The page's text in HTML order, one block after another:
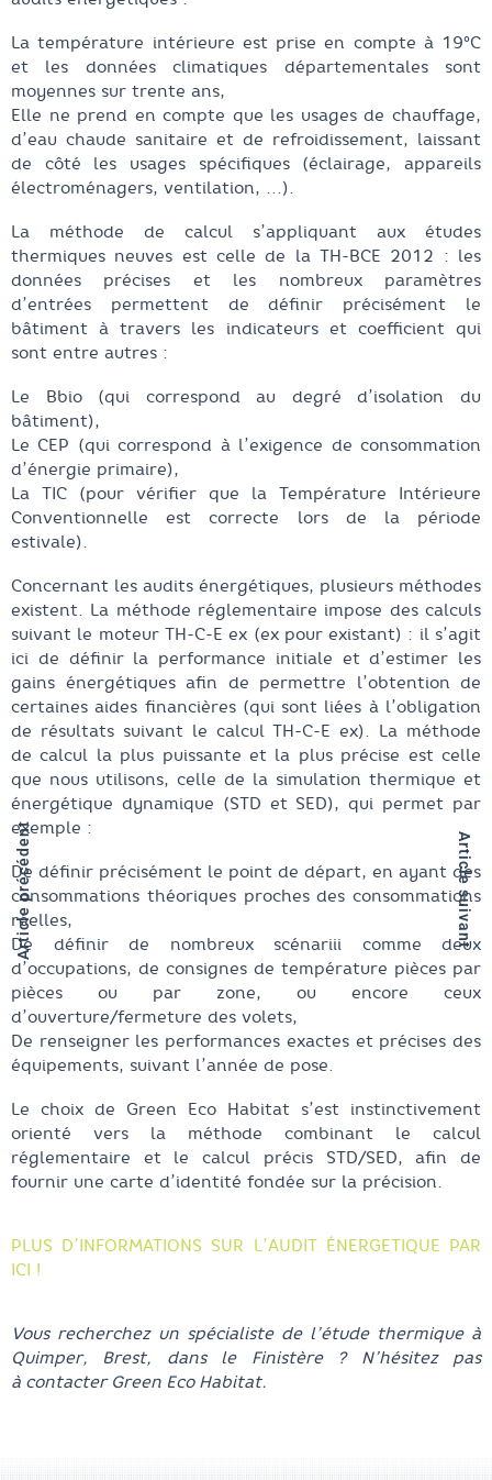
La température intérieure est prise en compte à 19°C
et les données climatiques départementales sont
moyennes sur trente ans,
Elle ne prend en compte que les usages de chauffage,
d’eau chaude sanitaire et de refroidissement, laissant
de côté les usages spécifiques (éclairage, appareils
électroménagers, ventilation, …).
La méthode de calcul s’appliquant aux études
thermiques neuves est celle de la TH-BCE 2012 : les
données précises et les nombreux paramètres
d’entrées permettent de définir précisément le
bâtiment à travers les indicateurs et coefficient qui
sont entre autres :
Le Bbio (qui correspond au degré d’isolation du
bâtiment),
Le CEP (qui correspond à l’exigence de consommation
d’énergie primaire),
La TIC (pour vérifier que la Température Intérieure
Conventionnelle est correcte lors de la période
estivale).
Concernant les audits énergétiques, plusieurs méthodes
existent. La méthode réglementaire impose des calculs
suivant le moteur TH-C-E ex (ex pour existant) : il s’agit
ici de définir la performance initiale et d’estimer les
gains énergétiques afin de permettre l’obtention de
certaines aides financières (qui sont liées à l’obligation
de résultats suivant le calcul TH-C-E ex). La méthode
de calcul la plus puissante et la plus précise est celle
que nous utilisons, celle de la simulation thermique et
énergétique dynamique (STD et SED), qui permet par
exemple :
De définir précisément le point de départ, en ayant des
consommations théoriques proches des consommations
réelles,
De définir de nombreux scénariii comme deux
d’occupations, de consignes de température pièces par
pièces ou par zone, ou encore ceux
d’ouverture/fermeture des volets,
De renseigner les performances exactes et précises des
équipements, suivant l’année de pose.
Le choix de Green Eco Habitat s’est instinctivement
orienté vers la méthode combinant le calcul
réglementaire et le calcul précis STD/SED, afin de
fournir une carte d’identité fondée sur la précision.
PLUS D’INFORMATIONS SUR L’AUDIT ÉNERGETIQUE PAR
ICI !
Vous recherchez un spécialiste de l’étude thermique à
Quimper, Brest, dans le Finistère ? N’hésitez pas
à contacter Green Eco Habitat.
Article précédent Article suivant